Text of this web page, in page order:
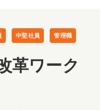
中堅社員 管理職
革ワーク